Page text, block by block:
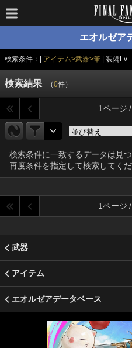
エオルゼア
検索条件：| アイテム>武器>筆 | 装備Lv
検索結果 （0件）
1ページ
検索条件に一致するデータは見
再度条件を指定して検索してくだ
1ページ
武器
アイテム
エオルゼアデータベース